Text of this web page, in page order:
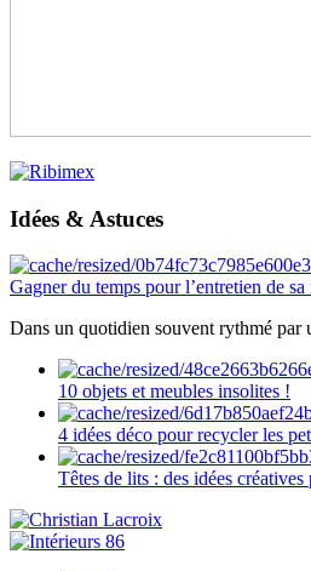
Idées & Astuces
Gagner du temps pour l’entretien de
Dans un quotidien souvent rythmé par
10 objets et meubles insolites !
4 idées déco pour recycler les
Têtes de lits : des idées